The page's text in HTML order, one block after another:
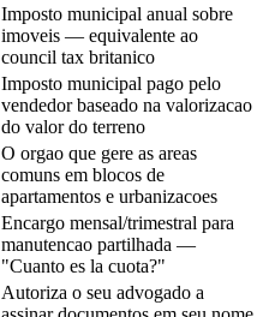
Imposto municipal anual sobre
imoveis — equivalente ao
council tax britanico
Imposto municipal pago pelo
vendedor baseado na valorizacao
do valor do terreno
O orgao que gere as areas
comuns em blocos de
apartamentos e urbanizacoes
Encargo mensal/trimestral para
manutencao partilhada —
"Cuanto es la cuota?"
Autoriza o seu advogado a